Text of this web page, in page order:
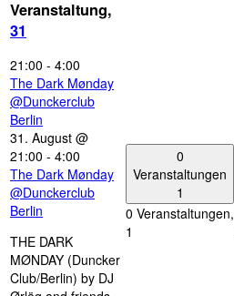
Veranstaltung,
31
21:00 - 4:00
The Dark Mønday
@Dunckerclub
Berlin
31. August @
21:00 - 4:00
The Dark Mønday
@Dunckerclub
Berlin
THE DARK
MØNDAY (Duncker
Club/Berlin) by DJ
0
Veranstaltungen
1
0 Veranstaltungen,
1